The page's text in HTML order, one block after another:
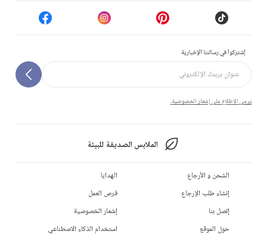
إشتركوا في رسالتنا الإخبارية
يرجى الاطلاع على إشعار الخصوصية.
الملابس الصديقة للبيئة
الشحن و الأرجاع
إنشاء طلب الإرجاع
إتصل بنا
حول الموقع
الهدايا
فرص العمل
إشعار الخصوصية
استخدام الذكاء الاصطناعي